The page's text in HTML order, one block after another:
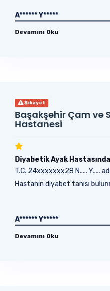
A****** Y*****
Devamını Oku
Şikayet
Başakşehir Çam ve
Hastanesi
Diyabetik Ayak
T.C. 24xxxxxxx28 N..... Y.....
Hastanın diyabet tanısı
A****** Y*****
Devamını Oku